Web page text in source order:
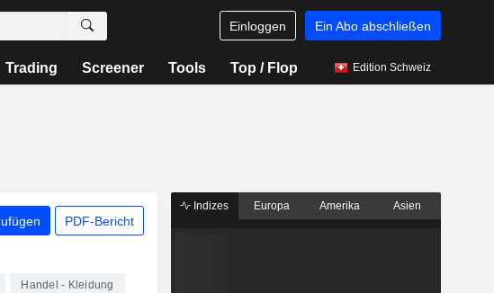
Einloggen Ein Abo abschließen
Trading Screener Tools Top / Flop Edition Schweiz
PDF-Bericht
Handel - Kleidung
Indizes Europa Amerika Asien